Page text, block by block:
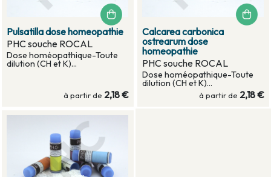
Pulsatilla dose homeopathie
PHC souche ROCAL
Dose homéopathique-Toute
dilution (CH et K)...
à partir de 2,18 €
Calcarea carbonica
ostrearum dose
homeopathie
PHC souche ROCAL
Dose homéopathique-Toute
dilution (CH et K)...
à partir de 2,18 €